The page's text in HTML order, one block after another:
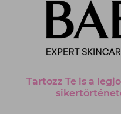
Tartozz Te is a